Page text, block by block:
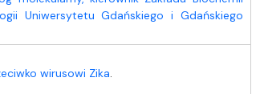
Uniwersytetu Gdańskiego i Gdańskiego
wirusowi Zika